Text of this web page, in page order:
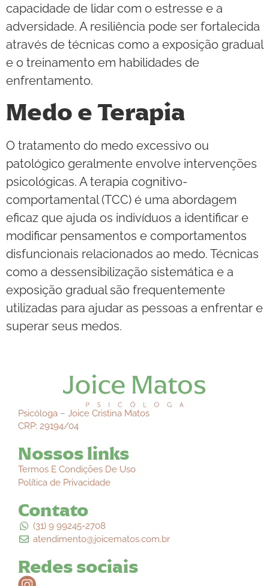
capacidade de lidar com o estresse e a
adversidade. A resiliência pode ser fortalecida
através de técnicas como a exposição gradual
e o treinamento em habilidades de
enfrentamento.
Medo e Terapia
O tratamento do medo excessivo ou
patológico geralmente envolve intervenções
psicológicas. A terapia cognitivo-
comportamental (TCC) é uma abordagem
eficaz que ajuda os indivíduos a identificar e
modificar pensamentos e comportamentos
disfuncionais relacionados ao medo. Técnicas
como a dessensibilização sistemática e a
exposição gradual são frequentemente
utilizadas para ajudar as pessoas a enfrentar e
superar seus medos.
Psicóloga – Joice Cristina Matos
CRP: 29194/04
Nossos links
Termos E Condições De Uso
Política de Privacidade
Contato
(31) 9 99245-2708
atendimento@joicematos.com.br
Redes sociais